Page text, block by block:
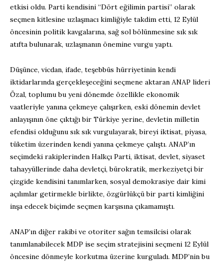
etkisi oldu. Parti kendisini “Dört eğilimin partisi” olarak
seçmen kitlesine uzlaşmacı kimliğiyle takdim etti, 12 Eylül
öncesinin politik kavgalarına, sağ sol bölünmesine sık sık
atıfta bulunarak, uzlaşmanın önemine vurgu yaptı.
Düşünce, vicdan, ifade, teşebbüs hürriyetinin kendi
iktidarlarında gerçekleşeceğini seçmene aktaran ANAP lideri
Özal, toplumu bu yeni dönemde özellikle ekonomik
vaatleriyle yanına çekmeye çalışırken, eski dönemin devlet
anlayışının öne çıktığı bir Türkiye yerine, devletin milletin
efendisi olduğunu sık sık vurgulayarak, bireyi iktisat, piyasa,
tüketim üzerinden kendi yanına çekmeye çalıştı. ANAP’ın
seçimdeki rakiplerinden Halkçı Parti, iktisat, devlet, siyaset
tahayyüllerinde daha devletçi, bürokratik, merkeziyetçi bir
çizgide kendisini tanımlarken, sosyal demokrasiye dair kimi
açılımlar getirmekle birlikte, özgürlükçü bir parti kimliğini
inşa edecek biçimde seçmen karşısına çıkamamıştı.
ANAP’ın diğer rakibi ve otoriter sağın temsilcisi olarak
tanımlanabilecek MDP ise seçim stratejisini seçmeni 12 Eylül
öncesine dönmeyle korkutma üzerine kurguladı. MDP’nin bu